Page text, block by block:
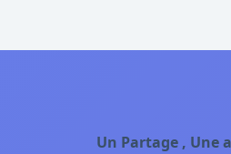
Un Partage , Une